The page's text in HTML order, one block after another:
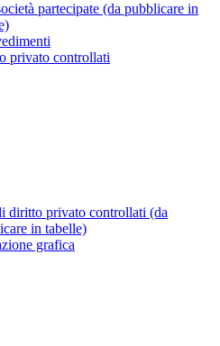
partecipate (da pubblicare in
privato controllati
diritto privato controllati (da
in tabelle)
grafica